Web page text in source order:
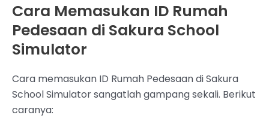
Cara Memasukan ID Rumah
Pedesaan di Sakura School
Simulator
Cara memasukan ID Rumah Pedesaan di Sakura
School Simulator sangatlah gampang sekali. Berikut
caranya: